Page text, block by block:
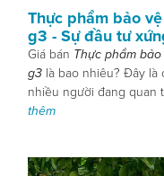
Thực phẩm bảo
g3 - Sự đầu tư
Giá bán Thực phẩm
g3 là bao nhiêu? Đây là
nhiều người đang quan
thêm